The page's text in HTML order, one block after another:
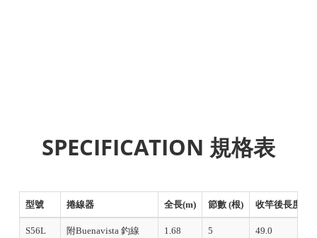
SPECIFICATION 規格表
型號 捲線器 全長(m) 節數 (根) 收竿後長度
S56L
附Buenavista 釣線
1.68 5 49.0